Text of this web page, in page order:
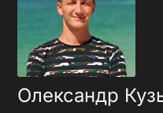
Олександр